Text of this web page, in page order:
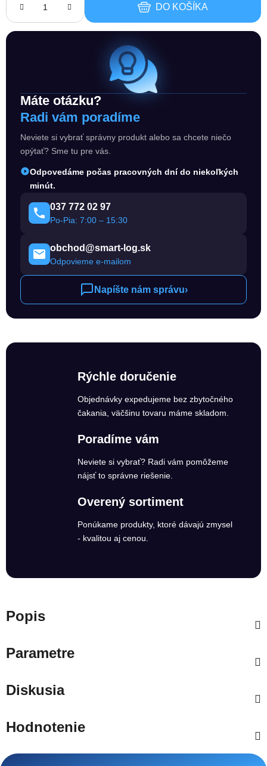
DO KOŠÍKA
Máte otázku?
Radi vám poradíme
Neviete si vybrať správny produkt alebo sa chcete niečo
opýtať? Sme tu pre vás.
Odpovedáme počas pracovných dní do niekoľkých
minút.
037 772 02 97
Po-Pia: 7:00 – 15:30
obchod@smart-log.sk
Odpovieme e-mailom
Napíšte nám správu›
Rýchle doručenie
Objednávky expedujeme bez zbytočného
čakania, väčšinu tovaru máme skladom.
Poradíme vám
Neviete si vybrať? Radi vám pomôžeme
nájsť to správne riešenie.
Overený sortiment
Ponúkame produkty, ktoré dávajú zmysel
- kvalitou aj cenou.
Popis
Parametre
Diskusia
Hodnotenie